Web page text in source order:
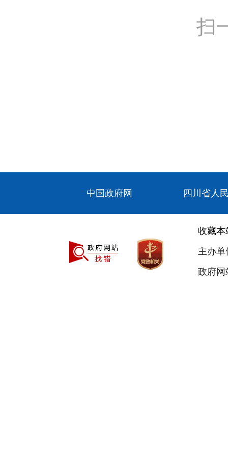
扫
中国政府网 四川省人
收藏本
主办
政府网